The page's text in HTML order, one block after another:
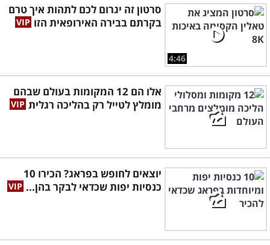
4:46
סרטון זה יגרום לכם לתהות איך טרם
בקרתם בבירה האירופאית הזו
אלו הם 12 המקומות בעולם שבהם
מומלץ לטייל רק בהליכה רגלית
יוצאים לחופש בפראג? הכירו 10
כנסיות יפות שכדאי לבקר בהן...